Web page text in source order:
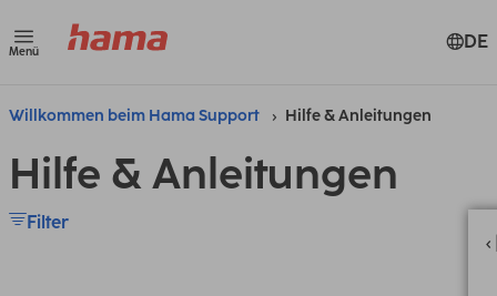
Menü DE
Willkommen beim Hama Support Hilfe & Anleitungen
Hilfe & Anleitungen
Filter